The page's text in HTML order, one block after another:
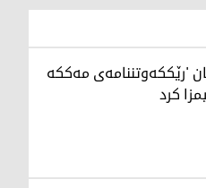
'رێککەوتننامەی مەککە
کرد